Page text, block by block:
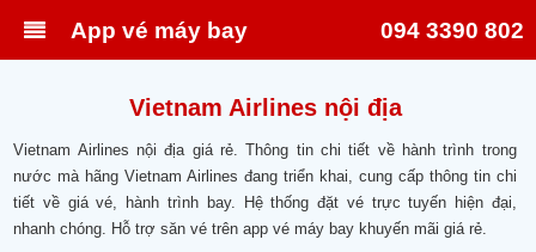
App vé máy bay 094 3390 802
Vietnam Airlines nội địa
Vietnam Airlines nội địa giá rẻ. Thông tin chi tiết về hành trình trong
nước mà hãng Vietnam Airlines đang triển khai, cung cấp thông tin chi
tiết về giá vé, hành trình bay. Hệ thống đặt vé trực tuyến hiện đại,
nhanh chóng. Hỗ trợ săn vé trên app vé máy bay khuyến mãi giá rẻ.